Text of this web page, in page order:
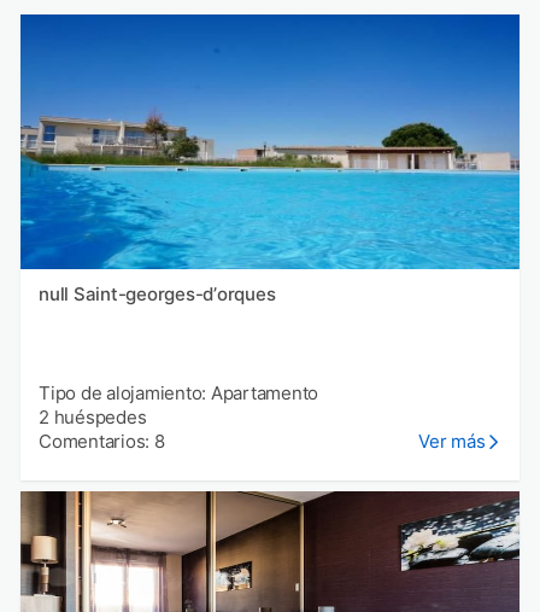
null Saint-georges-dʼorques
Tipo de alojamiento: Apartamento
2 huéspedes
Comentarios: 8
Ver más